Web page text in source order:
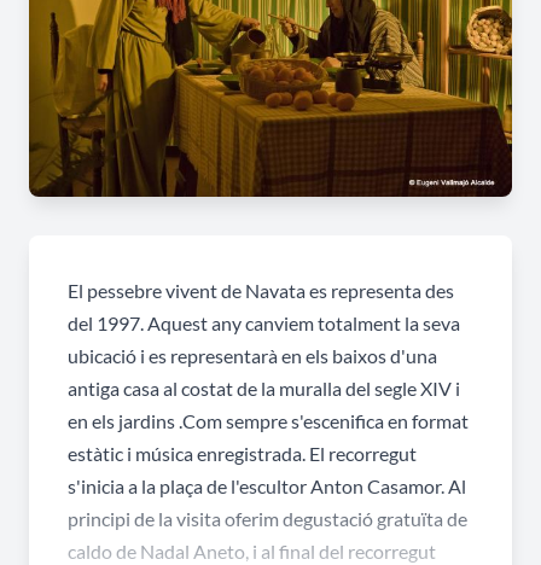
El pessebre vivent de Navata es representa des
del 1997. Aquest any canviem totalment la seva
ubicació i es representarà en els baixos d'una
antiga casa al costat de la muralla del segle XIV i
en els jardins .Com sempre s'escenifica en format
estàtic i música enregistrada. El recorregut
s'inicia a la plaça de l'escultor Anton Casamor. Al
principi de la visita oferim degustació gratuïta de
caldo de Nadal Aneto, i al final del recorregut